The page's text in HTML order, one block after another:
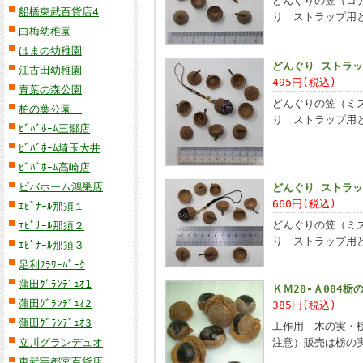
船橋東武百貨店4
白梅幼稚園
はまの幼稚園
江古田幼稚園
青葉の森公園
柏の葉公園
ﾋﾞﾊﾞﾎｰﾑ三郷店
ﾋﾞﾊﾞﾎｰﾑ埼玉大井
ﾋﾞﾊﾞﾎｰﾑ高崎店
ビバホーム鴻巣店
ｴﾋﾟﾅｰﾙ那須１
ｴﾋﾟﾅｰﾙ那須２
ｴﾋﾟﾅｰﾙ那須３
足利ﾌﾗﾜｰﾊﾟｰｸ
蒲田ｸﾞﾗﾝﾃﾞｭｵ1
蒲田ｸﾞﾗﾝﾃﾞｭｵ2
蒲田ｸﾞﾗﾝﾃﾞｭｵ3
立川グランデュオ
り ストラップ用
どんぐり ストラ
495円(税込)
どんぐりの笠（
り ストラップ用
どんぐり ストラ
660円(税込)
どんぐりの笠（
り ストラップ用
ＫＭ20-Ａ004栃
385円(税込)
工作用 木の実・
注意）販売は栃の